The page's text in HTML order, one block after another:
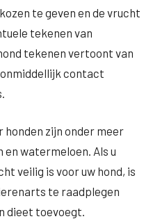
te geven en de vrucht
tekenen van
tekenen vertoont van
contact
honden zijn onder meer
en watermeloen. Als u
veilig is voor uw hond, is
te raadplegen
dieet toevoegt.